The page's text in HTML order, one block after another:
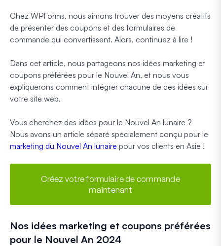
Chez WPForms, nous aimons trouver des moyens créatifs
de présenter des coupons et des formulaires de
commande qui convertissent. Alors, continuez à lire !
Dans cet article, nous partageons nos idées marketing et
coupons préférées pour le Nouvel An, et nous vous
expliquerons comment intégrer chacune de ces idées sur
votre site web.
Vous cherchez des idées pour le Nouvel An lunaire ?
Nous avons un article séparé spécialement conçu pour le
marketing du Nouvel An lunaire pour vos clients en Asie !
Créez votre formulaire de commande
maintenant
Nos idées marketing et coupons préférées
pour le Nouvel An 2024